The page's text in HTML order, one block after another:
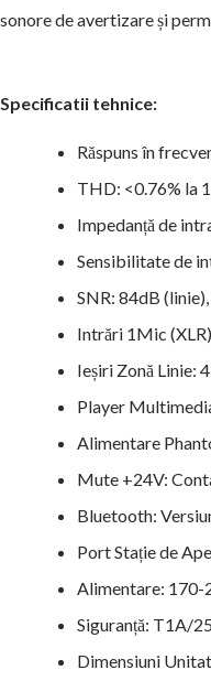
sonore de avertizare și
Specificatii tehnice:
Răspuns în
THD: <0.76% la
Impedanță de
Sensibilitate de
SNR: 84dB
Intrări 1Mic
Ieșiri Zonă Linie:
Player
Alimentare
Mute +24V:
Bluetooth:
Port Stație de
Alimentare: 170-
Siguranță: T1A/
Dimensiuni